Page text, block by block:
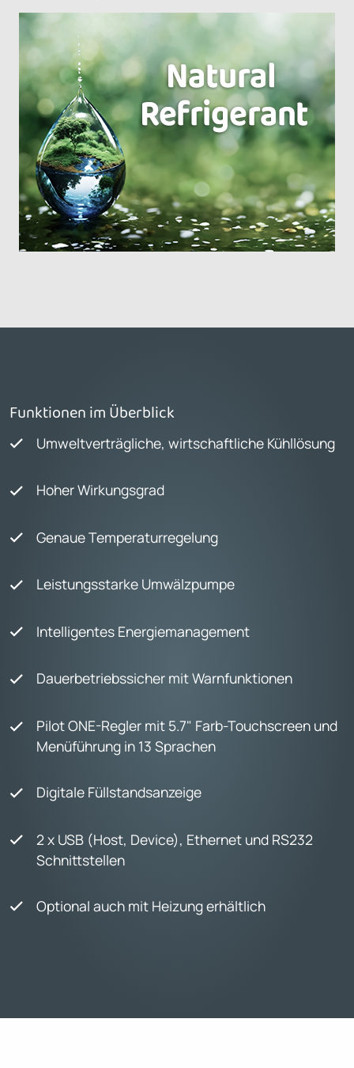
Funktionen im Überblick
Umweltverträgliche, wirtschaftliche Kühllösung
Hoher Wirkungsgrad
Genaue Temperaturregelung
Leistungsstarke Umwälzpumpe
Intelligentes Energiemanagement
Dauerbetriebssicher mit Warnfunktionen
Pilot ONE-Regler mit 5.7" Farb-Touchscreen und
Menüführung in 13 Sprachen
Digitale Füllstandsanzeige
2 x USB (Host, Device), Ethernet und RS232
Schnittstellen
Optional auch mit Heizung erhältlich